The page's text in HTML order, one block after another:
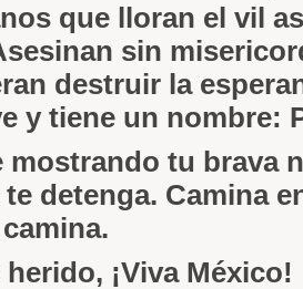
que lloran el vil
sin
destruir la
y tiene un nombre:
mostrando tu brava
detenga. Camina
¡Viva México!